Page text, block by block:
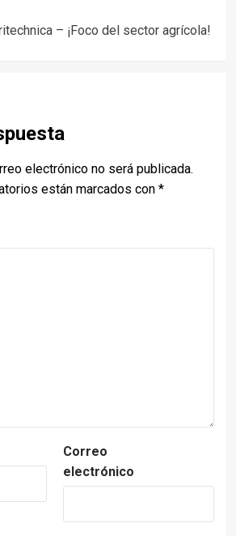
– ¡Foco del sector agrícola!
electrónico no será publicada.
están marcados con *
Correo
electrónico